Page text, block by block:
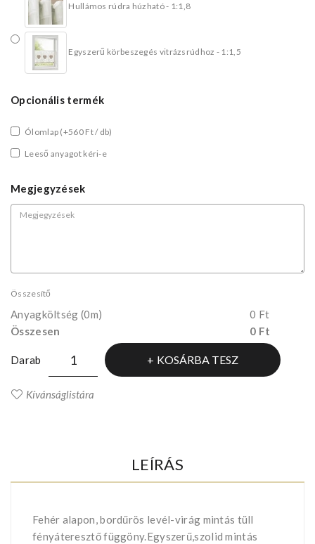
Hullámos rúdra húzható - 1:1,8
Egyszerű körbeszegés vitrázsrúdhoz - 1:1,5
Opcionális termék
Ólomlap (+560 Ft / db)
Leeső anyagot kéri-e
Megjegyzések
Összesítő
Anyagköltség (0m)
0 Ft
Összesen
0 Ft
Darab KOSÁRBA TESZ
Kívánságlistára
LEÍRÁS
Fehér alapon, bordűrös levél-virág mintás tüll
fényáteresztő függöny.Egyszerű,szolid mintás